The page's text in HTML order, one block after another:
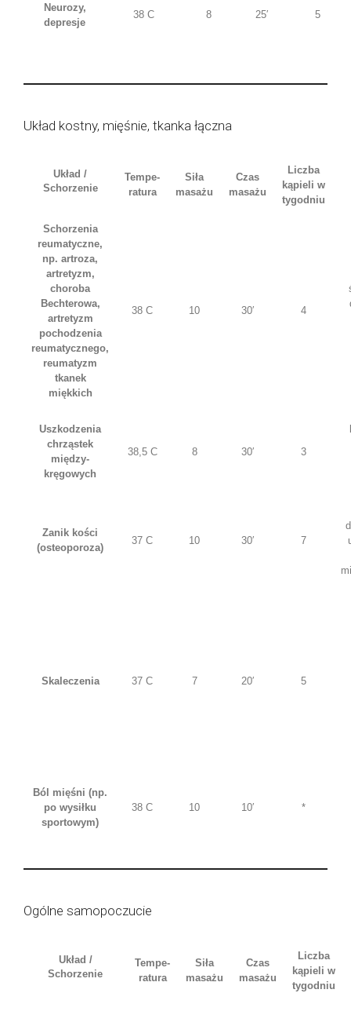
Neurozy,
depresje
38 C 8 25′ 5
Układ kostny, mięśnie, tkanka łączna
Układ /
Schorzenie
Tempe-
ratura
Siła
masażu
Czas
masażu
Liczba
kąpieli w
tygodniu
Schorzenia
reumatyczne,
np. artroza,
artretyzm,
choroba
Bechterowa,
artretyzm
pochodzenia
reumatycznego,
reumatyzm
tkanek
miękkich
38 C 10 30′ 4
Uszkodzenia
chrząstek
między-
kręgowych
38,5 C 8 30′ 3
Zanik kości
(osteoporoza)
37 C 10 30′ 7
Skaleczenia 37 C 7 20′ 5
Ból mięśni (np.
po wysiłku
sportowym)
38 C 10 10′ *
Ogólne samopoczucie
Układ /
Schorzenie
Tempe-
ratura
Siła
masażu
Czas
masażu
Liczba
kąpieli w
tygodniu